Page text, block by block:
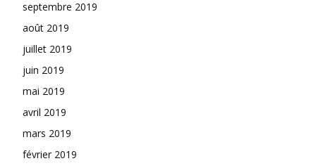
septembre 2019
août 2019
juillet 2019
juin 2019
mai 2019
avril 2019
mars 2019
février 2019